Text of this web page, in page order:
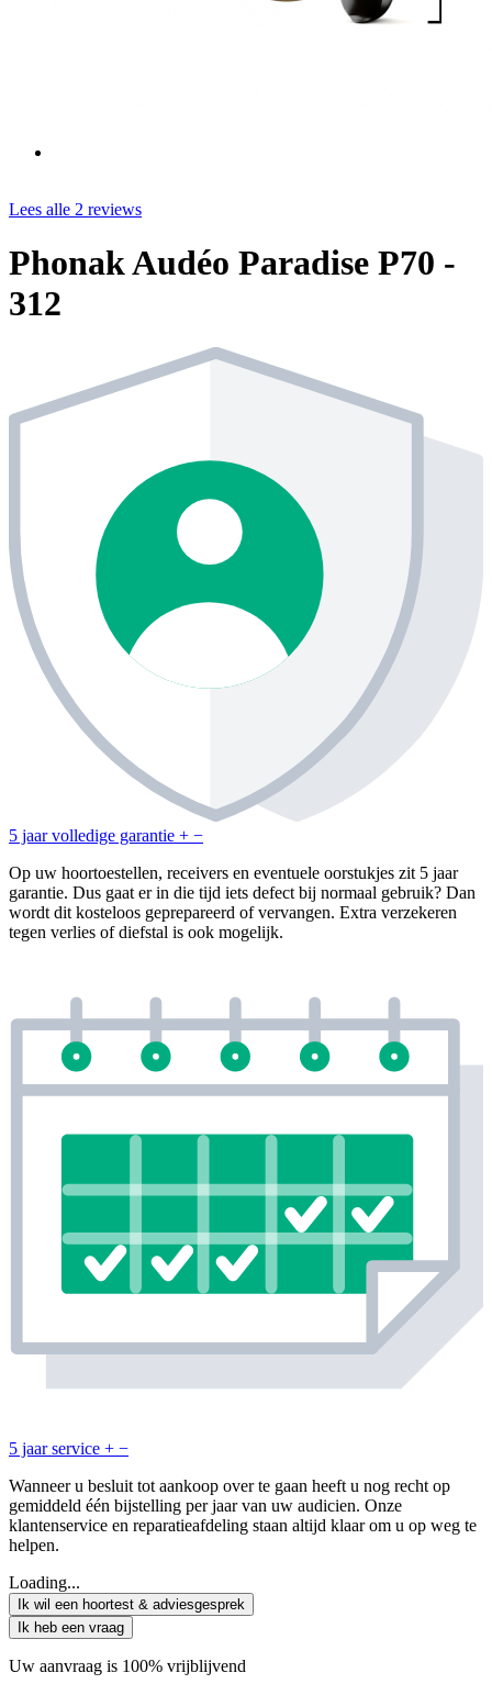
Lees alle 2 reviews
Phonak Audéo Paradise P70 -
312
5 jaar volledige garantie + −
Op uw hoortoestellen, receivers en eventuele oorstukjes zit 5 jaar
garantie. Dus gaat er in die tijd iets defect bij normaal gebruik? Dan
wordt dit kosteloos geprepareerd of vervangen. Extra verzekeren
tegen verlies of diefstal is ook mogelijk.
5 jaar service + −
Wanneer u besluit tot aankoop over te gaan heeft u nog recht op
gemiddeld één bijstelling per jaar van uw audicien. Onze
klantenservice en reparatieafdeling staan altijd klaar om u op weg te
helpen.
Loading...
Ik wil een hoortest & adviesgesprek
Ik heb een vraag
Uw aanvraag is 100% vrijblijvend